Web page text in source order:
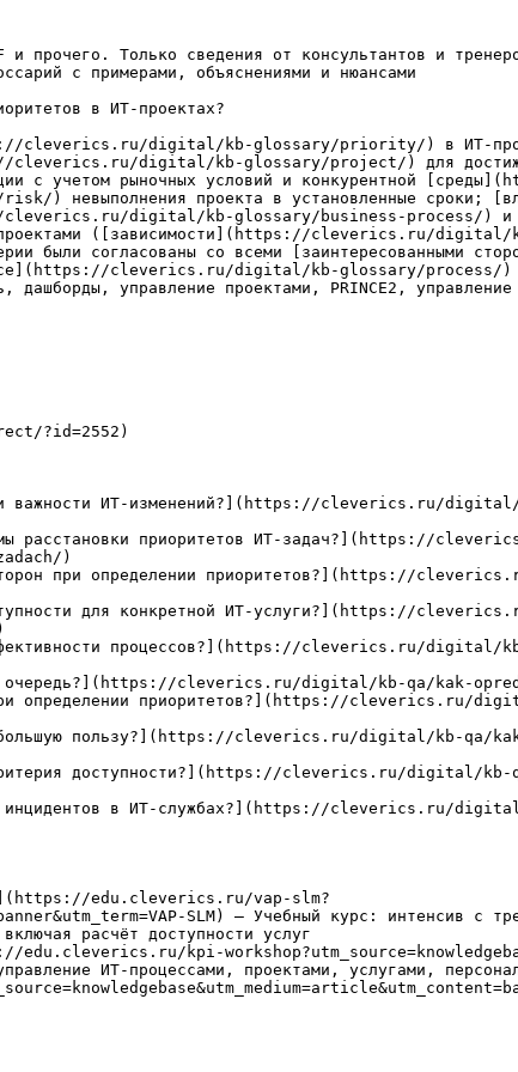
и прочего. Только сведения от консультантов и
с примерами, объяснениями и нюансами
в ИТ-проектах?
cleverics.ru/digital/kb-glossary/priority/) в ИТ-
cleverics.ru/digital/kb-glossary/project/) для
с учетом рыночных условий и конкурентной
) невыполнения проекта в установленные
cleverics.ru/digital/kb-glossary/business-
([зависимости](https://cleverics.ru/digital/
были согласованы со всеми
cleverics.ru/digital/kb-glossary/process/)
управление проектами, PRINCE2,
?id=2552)
и важности ИТ-изменений?](https://cleverics.ru/
расстановки приоритетов ИТ-задач?](https://
)
сторон при определении приоритетов?](https://
для конкретной ИТ-услуги?](https://
эффективности процессов?](https://cleverics.ru/
очередь?](https://cleverics.ru/digital/kb-qa/kak-
при определении приоритетов?](https://
пользу?](https://cleverics.ru/digital/kb-
критерия доступности?](https://cleverics.ru/digital/
инцидентов в ИТ-службах?](https://cleverics.ru/
edu.cleverics.ru/vap-slm?
SLM) — Учебный курс: интенсив с
расчёт доступности услуг
kpi-
ИТ-процессами, проектами, услугами,